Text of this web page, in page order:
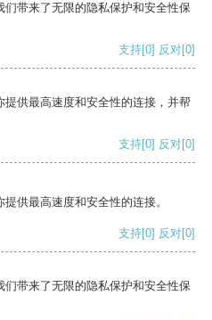
带来了无限的隐私保护和安全性保
支持[0] 反对[0]
供最高速度和安全性的连接，并帮
支持[0] 反对[0]
供最高速度和安全性的连接。
支持[0] 反对[0]
带来了无限的隐私保护和安全性保